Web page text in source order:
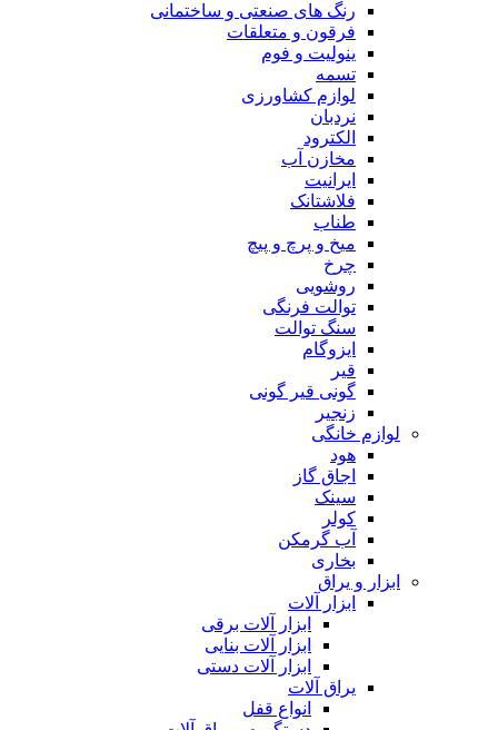
رنگ های صنعتی و ساختمانی
فرقون و متعلقات
ینولیت و فوم
تسمه
لوازم کشاورزی
نردبان
الکترود
مخازن آب
ایرانیت
فلاشتانک
طناب
میخ و پرچ و پیچ
چرخ
روشویی
توالت فرنگی
سنگ توالت
ایزوگام
قیر
گونی قیر گونی
زنجیر
لوازم خانگی
هود
اجاق گاز
سینک
کولر
آب گرمکن
بخاری
ابزار و یراق
ابزار آلات
ابزار آلات برقی
ابزار آلات بنایی
ابزار آلات دستی
یراق آلات
انواع قفل